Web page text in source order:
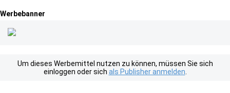
Werbebanner
Um dieses Werbemittel nutzen zu können, müssen Sie sich
einloggen oder sich als Publisher anmelden